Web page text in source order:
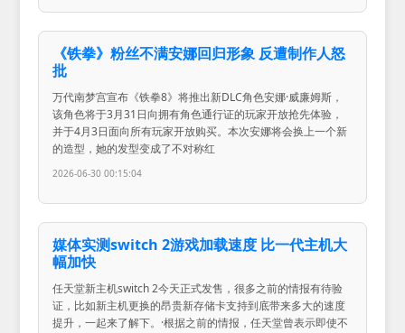
《铁拳》粉丝不满安娜回归形象 反遭制作人怒
批
万代南梦宫宣布《铁拳8》将推出新DLC角色安娜·威廉姆斯，
该角色将于3月31日向拥有角色通行证的玩家开放抢先体验，
并于4月3日面向所有玩家开放购买。本次安娜将会换上一个新
的造型，她的发型变成了不对称红
2026-06-30 00:15:04
媒体实测switch 2游戏加载速度 比一代主机大
幅加快
任天堂新主机switch 2今天正式发售，很多之前的情报有待验
证，比如新主机更换的昂贵新存储卡支持到底带来多大的速度
提升，一起来了解下。·根据之前的情报，任天堂曾表示即使不